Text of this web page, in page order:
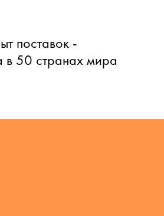
поставок -
в 50 странах мира